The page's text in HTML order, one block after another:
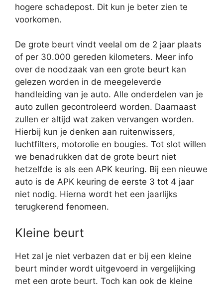
hogere schadepost. Dit kun je beter zien te
voorkomen.
De grote beurt vindt veelal om de 2 jaar plaats
of per 30.000 gereden kilometers. Meer info
over de noodzaak van een grote beurt kan
gelezen worden in de meegeleverde
handleiding van je auto. Alle onderdelen van je
auto zullen gecontroleerd worden. Daarnaast
zullen er altijd wat zaken vervangen worden.
Hierbij kun je denken aan ruitenwissers,
luchtfilters, motorolie en bougies. Tot slot willen
we benadrukken dat de grote beurt niet
hetzelfde is als een APK keuring. Bij een nieuwe
auto is de APK keuring de eerste 3 tot 4 jaar
niet nodig. Hierna wordt het een jaarlijks
terugkerend fenomeen.
Kleine beurt
Het zal je niet verbazen dat er bij een kleine
beurt minder wordt uitgevoerd in vergelijking
met een grote beurt. Toch kan ook de kleine